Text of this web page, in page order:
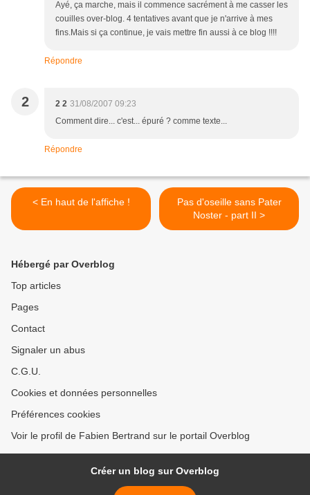
Ayé, ça marche, mais il commence sacrément à me casser les
couilles over-blog. 4 tentatives avant que je n'arrive à mes
fins.Mais si ça continue, je vais mettre fin aussi à ce blog !!!!
Répondre
2 2 2 31/08/2007 09:23
Comment dire... c'est... épuré ? comme texte...
Répondre
< En haut de l'affiche !
Pas d'oseille sans Pater
Noster - part II >
Hébergé par Overblog
Top articles
Pages
Contact
Signaler un abus
C.G.U.
Cookies et données personnelles
Préférences cookies
Voir le profil de Fabien Bertrand sur le portail Overblog
Créer un blog sur Overblog